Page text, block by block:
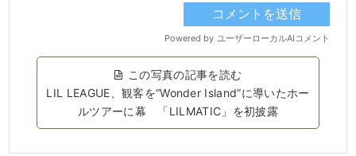
この写真の記事を読む
LIL LEAGUE、観客を“Wonder Island”に導いたホー
ルツアーに幕 「LILMATIC」を初披露